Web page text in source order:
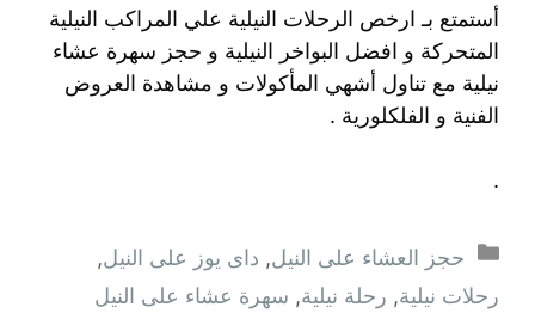
أستمتع بـ ارخص الرحلات النيلية علي المراكب النيلية
المتحركة و افضل البواخر النيلية و حجز سهرة عشاء
نيلية مع تناول أشهي المأكولات و مشاهدة العروض
الفنية و الفلكلورية .
.
التصنيفات
حجز العشاء على النيل, داى يوز على النيل,
رحلات نيلية, رحلة نيلية, سهرة عشاء على النيل